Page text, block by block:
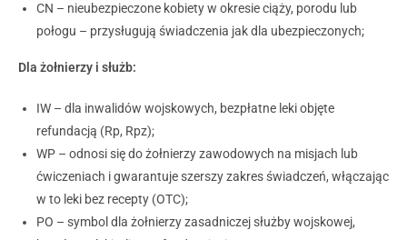
CN – nieubezpieczone kobiety w okresie ciąży, porodu lub
połogu – przysługują świadczenia jak dla ubezpieczonych;
Dla żołnierzy i służb:
IW – dla inwalidów wojskowych, bezpłatne leki objęte
refundacją (Rp, Rpz);
WP – odnosi się do żołnierzy zawodowych na misjach lub
ćwiczeniach i gwarantuje szerszy zakres świadczeń, włączając
w to leki bez recepty (OTC);
PO – symbol dla żołnierzy zasadniczej służby wojskowej,